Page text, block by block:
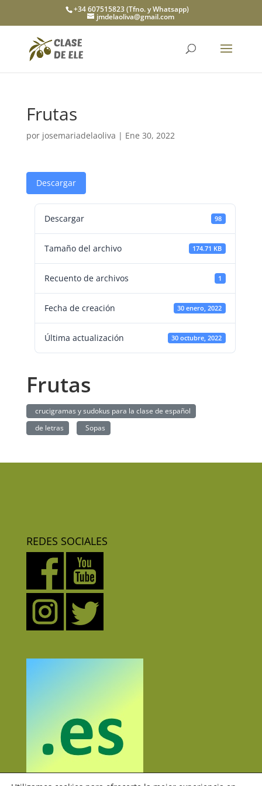
+34 607515823 (Tfno. y Whatsapp)
jmdelaoliva@gmail.com
Frutas
por josemariadelaoliva | Ene 30, 2022
Descargar
Descargar 98
Tamaño del archivo 174.71 KB
Recuento de archivos 1
Fecha de creación 30 enero, 2022
Última actualización 30 octubre, 2022
Frutas
crucigramas y sudokus para la clase de español
de letras
Sopas
REDES SOCIALES